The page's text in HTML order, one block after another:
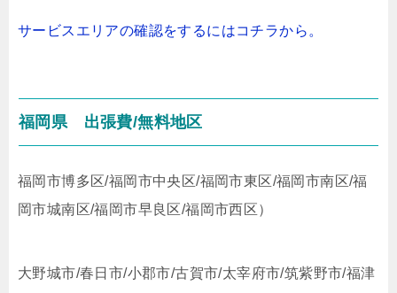
サービスエリアの確認をするにはコチラから。
福岡県 出張費/無料地区
福岡市博多区/福岡市中央区/福岡市東区/福岡市南区/福
岡市城南区/福岡市早良区/福岡市西区）
大野城市/春日市/小郡市/古賀市/太宰府市/筑紫野市/福津